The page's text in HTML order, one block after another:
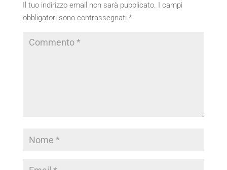
Il tuo indirizzo email non sarà pubblicato. I campi
obbligatori sono contrassegnati *